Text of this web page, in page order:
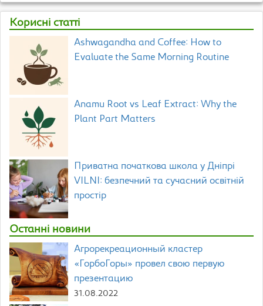
Корисні статті
Ashwagandha and Coffee: How to
Evaluate the Same Morning Routine
Anamu Root vs Leaf Extract: Why the
Plant Part Matters
Приватна початкова школа у Дніпрі
VILNI: безпечний та сучасний освітній
простір
Останні новини
Агрорекреационный кластер
«ГорбоГоры» провел свою первую
презентацию
31.08.2022